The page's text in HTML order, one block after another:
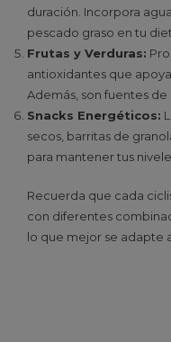
duración. Incorpora
pescado graso en tu
Frutas y Verduras:
antioxidantes que
Además, son fuentes
Snacks Energéticos:
secos, barritas de
para mantener tus
Recuerda que cada
con diferentes
lo que mejor se adapte